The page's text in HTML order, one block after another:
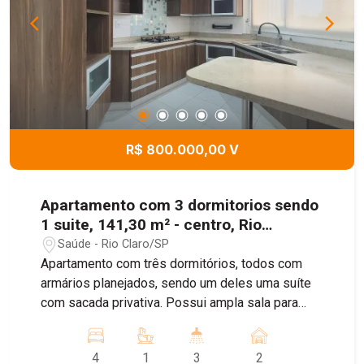
R$ 800.000,00 V
Apartamento com 3 dormitorios sendo
1 suite, 141,30 m² - centro, Rio
Claro/SP
Saúde - Rio Claro/SP
Apartamento com três dormitórios, todos com
armários planejados, sendo um deles uma suíte
com sacada privativa. Possui ampla sala para
ar-condicionado, proporcionando conforto e boa
4 1 3 2